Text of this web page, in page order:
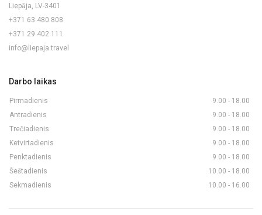
Liepāja, LV-3401
+371 63 480 808
+371 29 402 111
info@liepaja.travel
Darbo laikas
Pirmadienis
9.00 - 18.00
Antradienis
9.00 - 18.00
Trečiadienis
9.00 - 18.00
Ketvirtadienis
9.00 - 18.00
Penktadienis
9.00 - 18.00
Šeštadienis
10.00 - 18.00
Sekmadienis
10.00 - 16.00